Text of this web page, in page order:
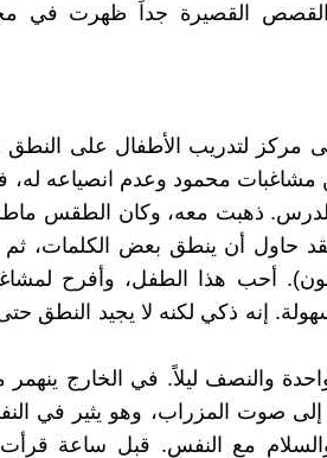
القصص القصيرة جداً ظهرت في
مركز لتدريب الأطفال على النطق
محمود وعدم انصياعه له،
ذهبت معه، وكان الطقس
حاول أن ينطق بعض الكلمات، ثم
أحب هذا الطفل، وأفرح
إنه ذكي لكنه لا يجيد النطق
والنصف ليلاً. في الخارج
إلى صوت المزراب، وهو يثير في
مع النفس. قبل ساعة